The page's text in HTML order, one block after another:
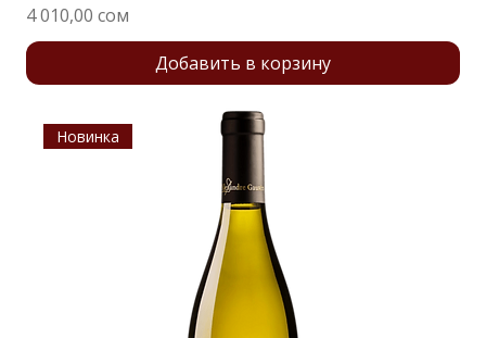
Цена
4 010,00 сом
Добавить в корзину
Новинка